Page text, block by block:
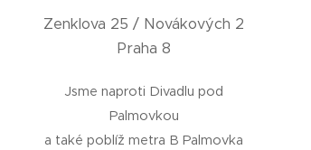
Zenklova 25 / Novákových 2
Praha 8
Jsme naproti Divadlu pod
Palmovkou
a také poblíž metra B Palmovka